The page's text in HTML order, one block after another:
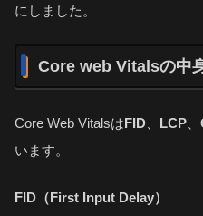
にしました。
Core web Vitalsの中
Core Web VitalsはFID LCP
います。
FID（First Input Delay）